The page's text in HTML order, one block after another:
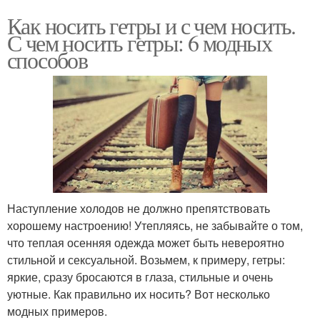
Как носить гетры и с чем носить.
С чем носить гетры: 6 модных
способов
Наступление холодов не должно препятствовать
хорошему настроению! Утепляясь, не забывайте о том,
что теплая осенняя одежда может быть невероятно
стильной и сексуальной. Возьмем, к примеру, гетры:
яркие, сразу бросаются в глаза, стильные и очень
уютные. Как правильно их носить? Вот несколько
модных примеров.